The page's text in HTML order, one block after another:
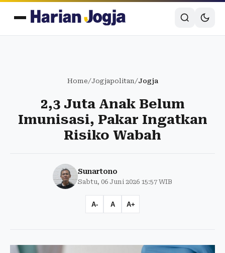
Home/Jogjapolitan/Jogja
2,3 Juta Anak Belum
Imunisasi, Pakar Ingatkan
Risiko Wabah
Sunartono
Sabtu, 06 Juni 2026 15:57 WIB
A- A A+